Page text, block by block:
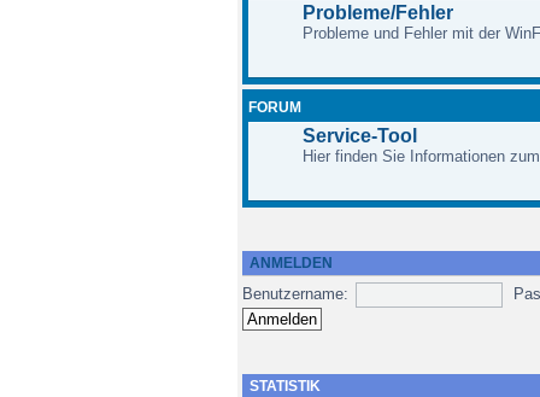
Probleme/Fehler
Probleme und Fehler mit der
FORUM
Service-Tool
Hier finden Sie Informationen
ANMELDEN
Benutzername:
STATISTIK